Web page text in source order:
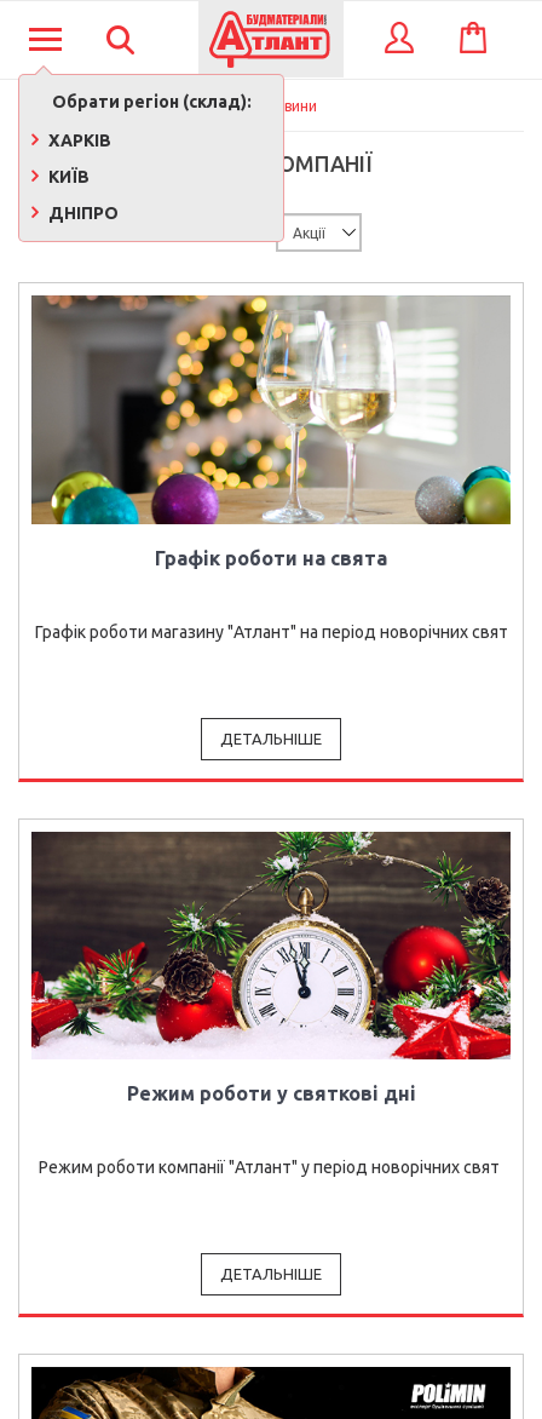
Обрати регіон (склад):
ХАРКІВ
КИЇВ
ДНІПРО
КОШИК
Новини
НОВИНИ КОМПАНІЇ
Графік роботи на свята
Графік роботи магазину "Атлант" на період новорічних свят
ДЕТАЛЬНІШЕ
Режим роботи у святкові дні
Режим роботи компанії "Атлант" у період новорічних свят
ДЕТАЛЬНІШЕ